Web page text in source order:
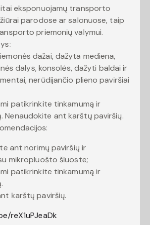
eksponuojamų transporto
parodose ar salonuose, taip
priemonių valymui.
dažai, dažyta mediena,
dalys, konsolės, dažyti baldai ir
nerūdijančio plieno paviršiai
patikrinkite tinkamumą ir
Nenaudokite ant karštų paviršių.
ant norimų paviršių ir
mikropluošto šluoste;
patikrinkite tinkamumą ir
karštų paviršių.
reX1uPJeaDk